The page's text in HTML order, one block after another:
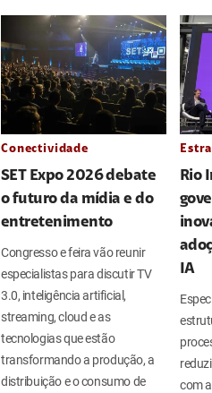
Conectividade
SET Expo 2026 debate
o futuro da mídia e do
entretenimento
Congresso e feira vão reunir
especialistas para discutir TV
3.0, inteligência artificial,
streaming, cloud e as
tecnologias que estão
transformando a produção, a
distribuição e o consumo de
Rio
IA
com